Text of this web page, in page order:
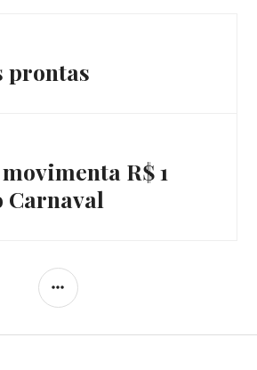
prontas
R$ 1
Carnaval
LATERAL